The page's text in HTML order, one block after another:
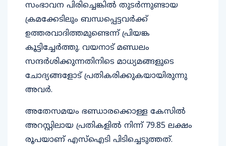
സംഭാവന പിരിച്ചെങ്കില്‍ തുടര്‍ന്നുണ്ടായ
ക്രമക്കേടിലും ബന്ധപ്പെട്ടവര്‍ക്ക്
ഉത്തരവാദിത്തമുണ്ടെന്ന് പ്രിയങ്ക
കൂട്ടിച്ചേര്‍ത്തു. വയനാട് മണ്ഡലം
സന്ദര്‍ശിക്കുന്നതിനിടെ മാധ്യമങ്ങളുടെ
ചോദ്യങ്ങളോട് പ്രതികരിക്കുകയായിരുന്നു
അവര്‍.
അതേസമയം ഭണ്ഡാരക്കൊള്ള കേസില്‍
അറസ്റ്റിലായ പ്രതികളില്‍ നിന്ന് 79.85 ലക്ഷം
രൂപയാണ് എസ്ഐടി പിടിച്ചെടുത്തത്.